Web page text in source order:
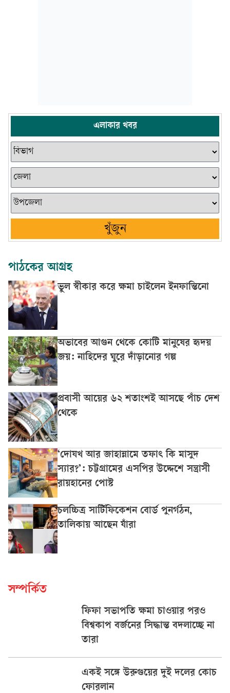
এলাকার খবর
খুঁজুন
পাঠকের আগ্রহ
ভুল স্বীকার করে ক্ষমা চাইলেন ইনফান্তিনো
অভাবের আগুন থেকে কোটি মানুষের হৃদয়
জয়: নাহিদের ঘুরে দাঁড়ানোর গল্প
প্রবাসী আয়ের ৬২ শতাংশই আসছে পাঁচ দেশ
থেকে
‘দোযখ আর জাহান্নামে তফাৎ কি মাসুদ
স্যার?’: চট্টগ্রামের এসপির উদ্দেশে সন্ত্রাসী
রায়হানের পোস্ট
চলচ্চিত্র সার্টিফিকেশন বোর্ড পুনর্গঠন,
তালিকায় আছেন যাঁরা
সম্পর্কিত
ফিফা সভাপতি ক্ষমা চাওয়ার পরও
বিশ্বকাপ বর্জনের সিদ্ধান্ত বদলাচ্ছে না
তারা
একই সঙ্গে উরুগুয়ের দুই দলের কোচ
ফোরলান